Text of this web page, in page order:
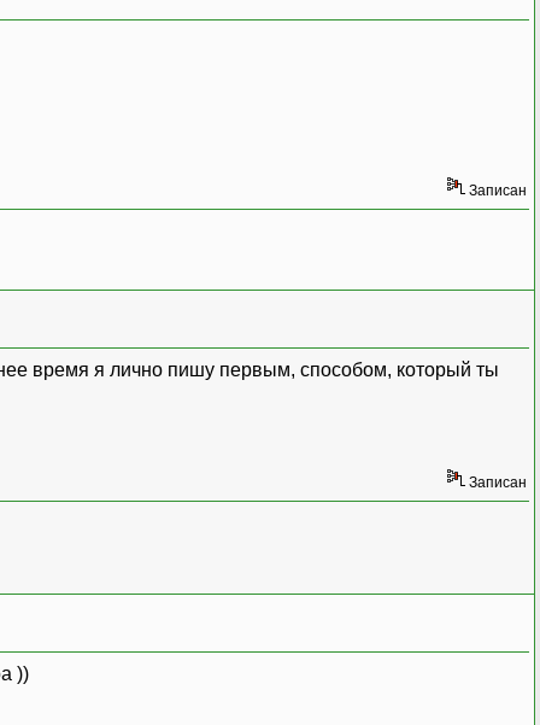
Записан
время я лично пишу первым, способом, который ты
Записан
))